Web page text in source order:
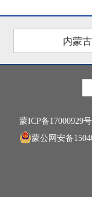
内蒙
蒙ICP备17000929
蒙公网安备